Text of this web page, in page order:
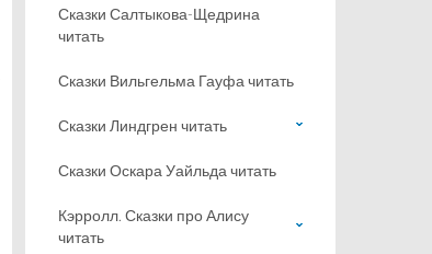
Сказки Салтыкова-Щедрина
читать
Сказки Вильгельма Гауфа читать
Сказки Линдгрен читать
Сказки Оскара Уайльда читать
Кэрролл. Сказки про Алису
читать